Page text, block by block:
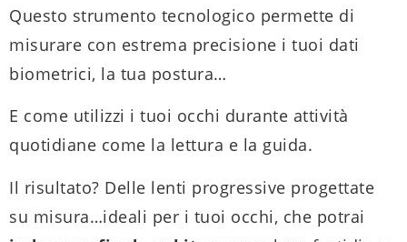
Questo strumento tecnologico permette di
misurare con estrema precisione i tuoi dati
biometrici, la tua postura…
E come utilizzi i tuoi occhi durante attività
quotidiane come la lettura e la guida.
Il risultato? Delle lenti progressive progettate
su misura…ideali per i tuoi occhi, che potrai